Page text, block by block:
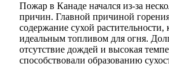
Пожар в Канаде начался из-за
причин. Главной причиной
содержание сухой растительности,
идеальным топливом для огня.
отсутствие дождей и высокая
способствовали образованию